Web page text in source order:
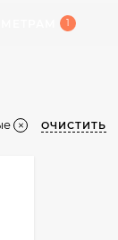
1
ОЧИСТИТЬ